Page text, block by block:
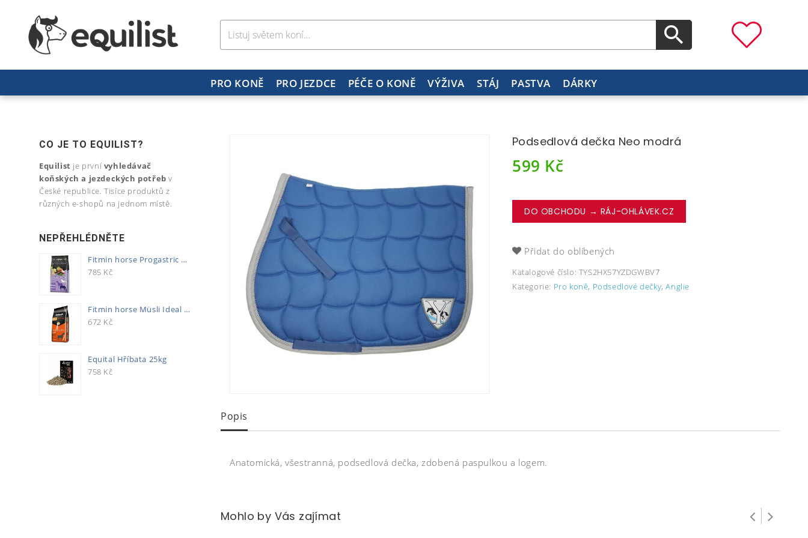
PRO KONĚ PRO JEZDCE PÉČE O KONĚ VÝŽIVA STÁJ PASTVA DÁRKY
Podsedlová dečka Neo modrá
599 Kč
DO OBCHODU → RÁJ-OHLÁVEK.CZ
Přidat do oblíbených
Katalogové číslo: TYS2HX57YZDGWBV7
Kategorie: Pro koně, Podsedlové dečky,Anglie
Popis
Anatomická, všestranná, podsedlová dečka, zdobená paspulkou a logem.
Mohlo by Vás zajímat
CO JE TO EQUILIST?
Equilist je první vyhledávač
koňských a jezdeckých potřeb v
České republice. Tisíce produktů z
různých e-shopů na jednom místě.
NEPŘEHLÉDNĚTE
Fitmin horse Progastric 20kg
785 Kč
Fitmin horse Müsli Ideal 20kg
672 Kč
Equital Hříbata 25kg
758 Kč